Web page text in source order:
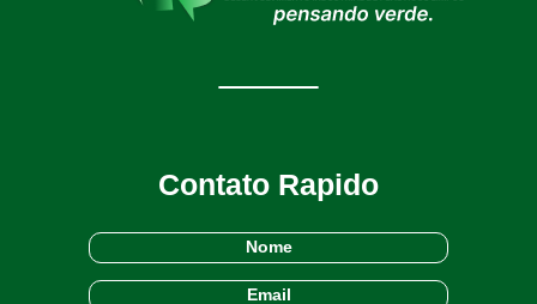
Contato Rapido